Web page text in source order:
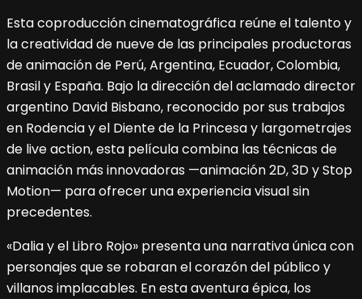
Esta coproducción cinematográfica reúne el talento y
la creatividad de nueve de las principales productoras
de animación de Perú, Argentina, Ecuador, Colombia,
Brasil y España. Bajo la dirección del aclamado director
argentino David Bisbano, reconocido por sus trabajos
en Rodencia y el Diente de la Princesa y largometrajes
de live action, esta película combina las técnicas de
animación más innovadoras —animación 2D, 3D y Stop
Motion— para ofrecer una experiencia visual sin
precedentes.
«Dalia y el Libro Rojo» presenta una narrativa única con
personajes que se robaran el corazón del público y
villanos implacables. En esta aventura épica, los